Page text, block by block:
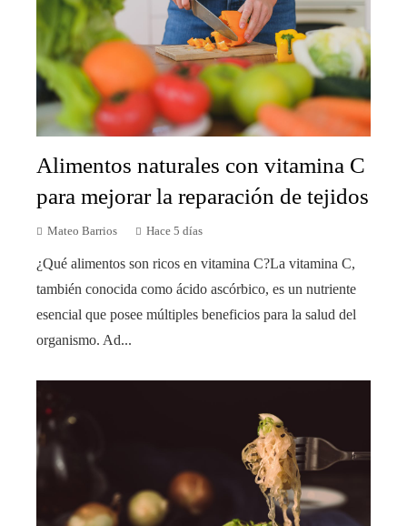
Alimentos naturales con vitamina C
para mejorar la reparación de tejidos
Mateo Barrios Hace 5 días
¿Qué alimentos son ricos en vitamina C?La vitamina C,
también conocida como ácido ascórbico, es un nutriente
esencial que posee múltiples beneficios para la salud del
organismo. Ad...